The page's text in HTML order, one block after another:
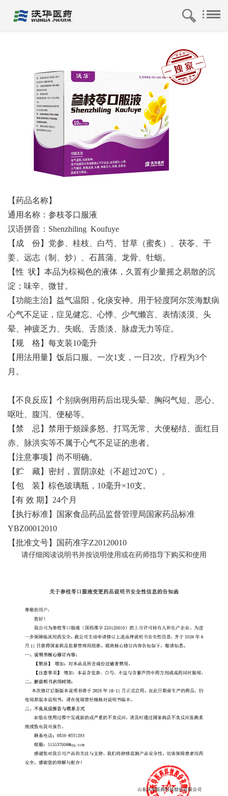
【药品名称】
通用名称：参枝苓口服液
汉语拼音：Shenzhiling Koufuye
【成 份】党参、桂枝、白芍、甘草（蜜炙）、茯苓、干
姜、远志（制、炒）、石菖蒲、龙骨、牡蛎。
【性 状】本品为棕褐色的液体，久置有少量摇之易散的沉
淀；味辛、微甘。
【功能主治】益气温阳，化痰安神。用于轻度阿尔茨海默病
心气不足证，症见健忘、心悸、少气懒言、表情淡漠、头
晕、神疲乏力、失眠、舌质淡、脉虚无力等症。
【规 格】每支装10毫升
【用法用量】饭后口服。一次1支，一日2次。疗程为3个
月。
【不良反应】个别病例用药后出现头晕、胸闷气短、恶心、
呕吐、腹泻、便秘等。
【禁 忌】禁用于烦躁多怒、打骂无常、大便秘结、面红目
赤、脉洪实等不属于心气不足证的患者。
【注意事项】尚不明确。
【贮 藏】密封，置阴凉处（不超过20℃）。
【包 装】棕色玻璃瓶，10毫升×10支。
【有 效 期】24个月
【执行标准】国家食品药品监督管理局国家药品标准
YBZ00012010
【批准文号】国药准字Z20120010
请仔细阅读说明书并按说明使用或在药师指导下购买和使用